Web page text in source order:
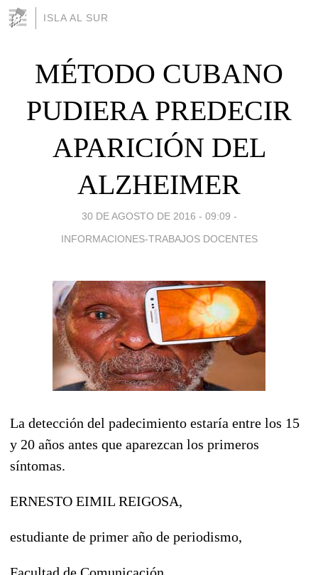
ISLA AL SUR
MÉTODO CUBANO
PUDIERA PREDECIR
APARICIÓN DEL
ALZHEIMER
30 DE AGOSTO DE 2016 - 09:09 -
INFORMACIONES-TRABAJOS DOCENTES
La detección del padecimiento estaría entre los 15
y 20 años antes que aparezcan los primeros
síntomas.
ERNESTO EIMIL REIGOSA,
estudiante de primer año de periodismo,